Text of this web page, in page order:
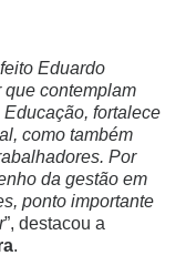
Eduardo
contemplam
fortalece
como também
Por
da gestão em
ponto importante
”, destacou a
.